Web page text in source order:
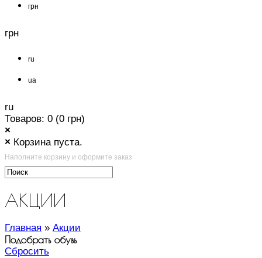
грн
грн
ru
ua
ru
Товаров: 0 (0 грн)
×
× Корзина пуста.
Наполните корзину и оформите заказ
АКЦИИ
Главная » Акции
Подобрать обувь
Сбросить